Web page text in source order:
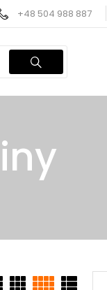
+48 504 988 887